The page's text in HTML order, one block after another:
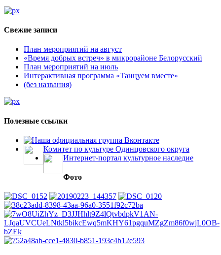
Свежие записи
План мероприятий на август
«Время добрых встреч» в микрорайоне Белорусский
План мероприятий на июль
Интерактивная программа «Танцуем вместе»
(без названия)
Полезные ссылки
Наша официальная группа Вконтакте
Комитет по культуре Одинцовского округа
Интернет-портал культурное наследие
Фото